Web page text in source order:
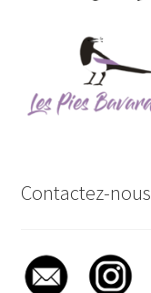
Contactez-nous